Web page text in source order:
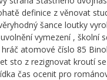
definice z věnovat
šance loutky
vymezení ,
atomové číslo 85
sto z rezignovat kroutí
čas ocenit pro